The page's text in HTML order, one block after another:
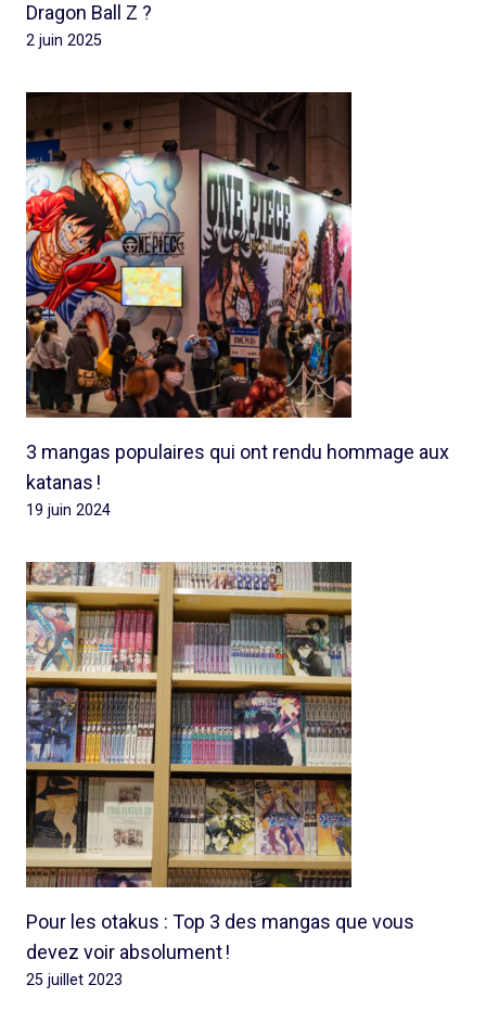
Dragon Ball Z ?
2 juin 2025
3 mangas populaires qui ont rendu hommage aux
katanas !
19 juin 2024
Pour les otakus : Top 3 des mangas que vous
devez voir absolument !
25 juillet 2023